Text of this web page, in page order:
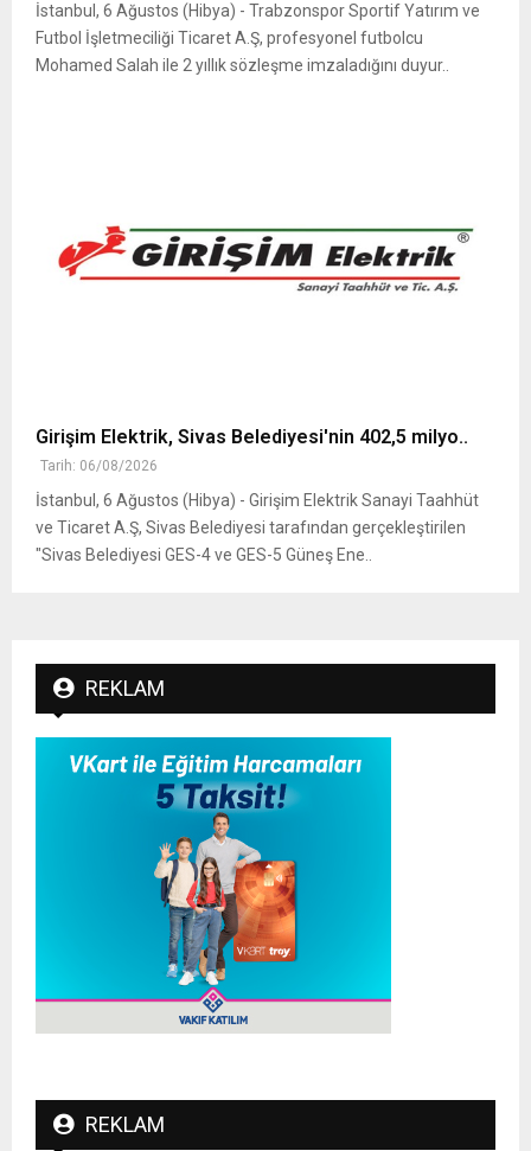
İstanbul, 6 Ağustos (Hibya) - Trabzonspor Sportif Yatırım ve
Futbol İşletmeciliği Ticaret A.Ş, profesyonel futbolcu
Mohamed Salah ile 2 yıllık sözleşme imzaladığını duyur..
Girişim Elektrik, Sivas Belediyesi'nin 402,5 milyo..
Tarih: 06/08/2026
İstanbul, 6 Ağustos (Hibya) - Girişim Elektrik Sanayi Taahhüt
ve Ticaret A.Ş, Sivas Belediyesi tarafından gerçekleştirilen
"Sivas Belediyesi GES-4 ve GES-5 Güneş Ene..
REKLAM
REKLAM